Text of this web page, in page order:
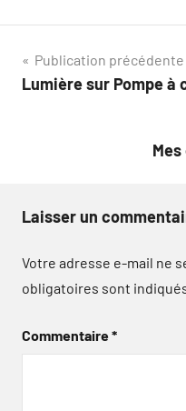
Navigation
de
Publication précédente
Lumière sur Pompe à
Laisser un
Votre adresse e-mail ne
obligatoires sont
Commentaire*